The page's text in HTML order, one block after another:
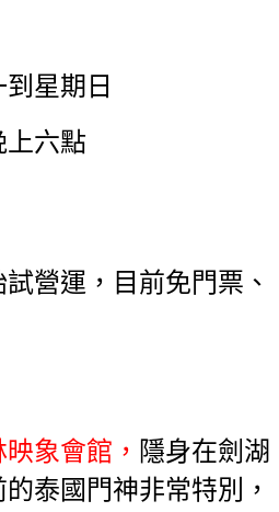
星期日
上六點
營運，目前免門票、
象會館， 隱身在劍湖
的泰國門神非常特別
，